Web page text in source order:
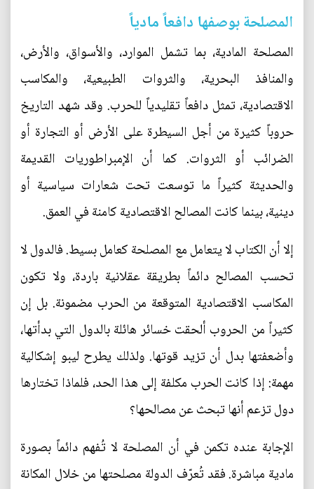
المصلحة بوصفها دافعاً مادياً
المصلحة المادية، بما تشمل الموارد، والأسواق، والأرض،
والمنافذ البحرية، والثروات الطبيعية، والمكاسب
الاقتصادية، تمثل دافعاً تقليدياً للحرب. وقد شهد التاريخ
حروباً كثيرة من أجل السيطرة على الأرض أو التجارة أو
الضرائب أو الثروات. كما أن الإمبراطوريات القديمة
والحديثة كثيراً ما توسعت تحت شعارات سياسية أو
دينية، بينما كانت المصالح الاقتصادية كامنة في العمق.
إلا أن الكتاب لا يتعامل مع المصلحة كعامل بسيط. فالدول لا
تحسب المصالح دائماً بطريقة عقلانية باردة، ولا تكون
المكاسب الاقتصادية المتوقعة من الحرب مضمونة. بل إن
كثيراً من الحروب ألحقت خسائر هائلة بالدول التي بدأتها،
وأضعفتها بدل أن تزيد قوتها. ولذلك يطرح ليبو إشكالية
مهمة: إذا كانت الحرب مكلفة إلى هذا الحد، فلماذا تختارها
دول تزعم أنها تبحث عن مصالحها؟
الإجابة عنده تكمن في أن المصلحة لا تُفهم دائماً بصورة
مادية مباشرة. فقد تُعرّف الدولة مصلحتها من خلال المكانة